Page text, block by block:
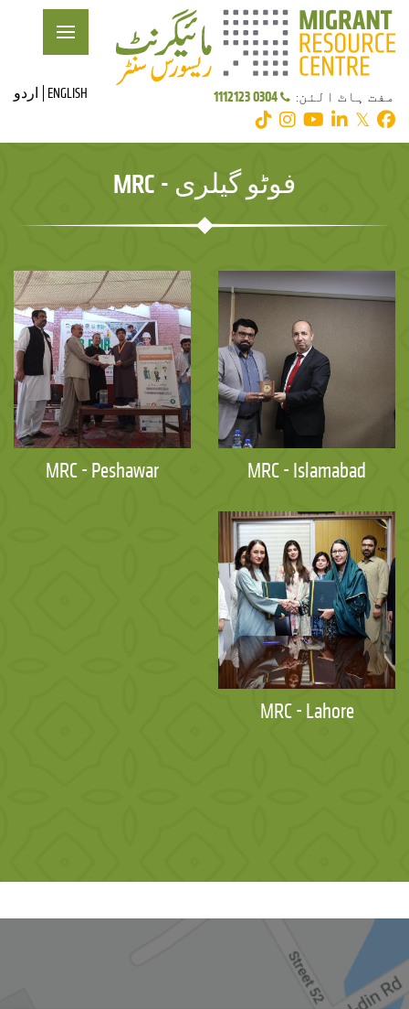
مفت ہاٹ الئن: 0304 1112123
𝕏
ENGLISH اردو
فوٹو گیلری - MRC
MRC - Islamabad
MRC - Peshawar
MRC - Lahore